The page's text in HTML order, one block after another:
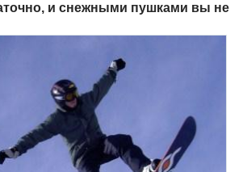
и снежными пушками вы не